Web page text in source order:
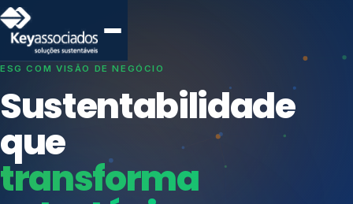
SISTEMAS DE GESTÃO OTIMIZADOS E INTEGRADOS
Conformidade que
protege seu
negócio.
Índices de Mercado